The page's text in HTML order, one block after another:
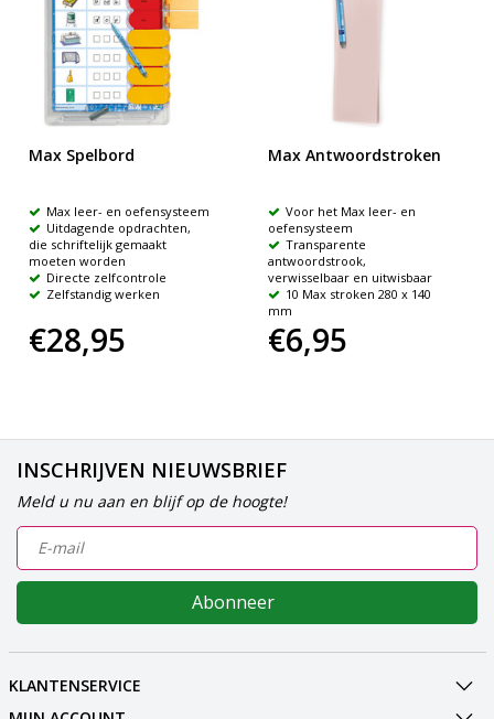
Max Spelbord
Max leer- en oefensysteem
Uitdagende opdrachten,
die schriftelijk gemaakt
moeten worden
Directe zelfcontrole
Zelfstandig werken
€28,95
Max Antwoordstroken
Voor het Max leer- en
oefensysteem
Transparente
antwoordstrook,
verwisselbaar en uitwisbaar
10 Max stroken 280 x 140
mm
€6,95
INSCHRIJVEN NIEUWSBRIEF
Meld u nu aan en blijf op de hoogte!
Abonneer
KLANTENSERVICE